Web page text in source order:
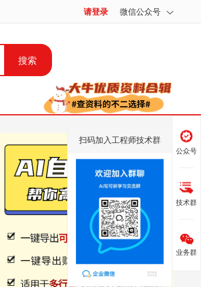
请登录 微信公众号
搜索
公众号
技术群
扫码加入工程师技术群
业务群